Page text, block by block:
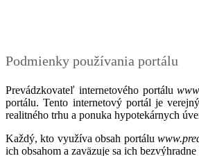
Podmienky používania portálu
Prevádzkovateľ internetového portálu
portálu. Tento internetový portál je
realitného trhu a ponuka hypotekárnych
Každý, kto využíva obsah portálu
ich obsahom a zaväzuje sa ich